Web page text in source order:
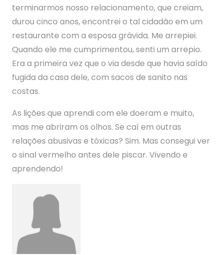
terminarmos nosso relacionamento, que creiam,
durou cinco anos, encontrei o tal cidadão em um
restaurante com a esposa grávida. Me arrepiei.
Quando ele me cumprimentou, senti um arrepio.
Era a primeira vez que o via desde que havia saído
fugida da casa dele, com sacos de sanito nas
costas.
As lições que aprendi com ele doeram e muito,
mas me abriram os olhos. Se caí em outras
relações abusivas e tóxicas? Sim. Mas consegui ver
o sinal vermelho antes dele piscar. Vivendo e
aprendendo!